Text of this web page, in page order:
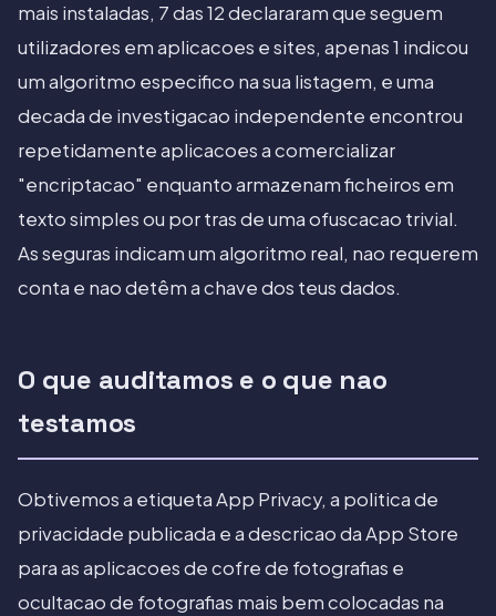
mais instaladas, 7 das 12 declararam que seguem
utilizadores em aplicacoes e sites, apenas 1 indicou
um algoritmo especifico na sua listagem, e uma
decada de investigacao independente encontrou
repetidamente aplicacoes a comercializar
"encriptacao" enquanto armazenam ficheiros em
texto simples ou por tras de uma ofuscacao trivial.
As seguras indicam um algoritmo real, nao requerem
conta e nao detêm a chave dos teus dados.
O que auditamos e o que nao
testamos
Obtivemos a etiqueta App Privacy, a politica de
privacidade publicada e a descricao da App Store
para as aplicacoes de cofre de fotografias e
ocultacao de fotografias mais bem colocadas na